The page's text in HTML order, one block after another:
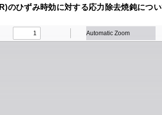
のひずみ時効に対する応力除去焼鈍につい